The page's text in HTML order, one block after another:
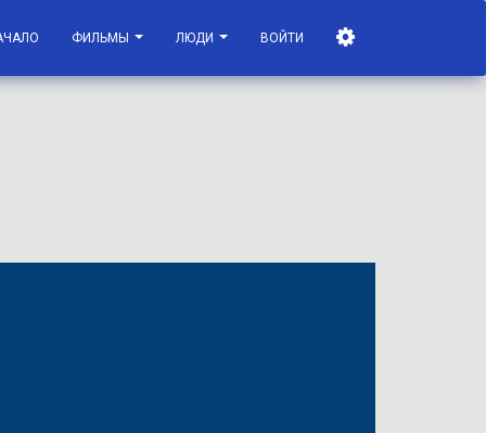
ФИЛЬМЫ ЛЮДИ ВОЙТИ